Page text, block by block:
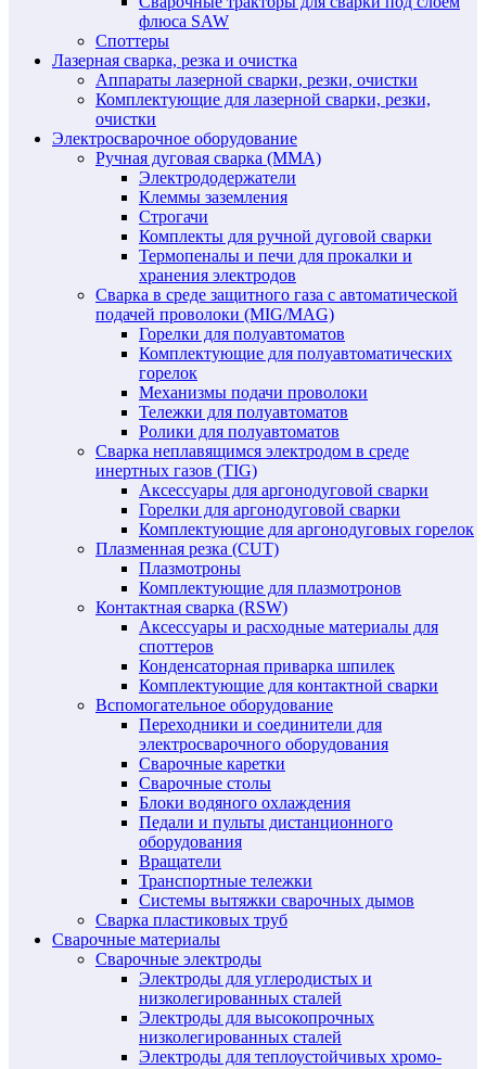
флюса SAW
Споттеры
Лазерная сварка, резка и очистка
Аппараты лазерной сварки, резки, очистки
Комплектующие для лазерной сварки, резки,
очистки
Электросварочное оборудование
Ручная дуговая сварка (MMA)
Электрододержатели
Клеммы заземления
Строгачи
Комплекты для ручной дуговой сварки
Термопеналы и печи для прокалки и
хранения электродов
Сварка в среде защитного газа с автоматической
подачей проволоки (MIG/MAG)
Горелки для полуавтоматов
Комплектующие для полуавтоматических
горелок
Механизмы подачи проволоки
Тележки для полуавтоматов
Ролики для полуавтоматов
Сварка неплавящимся электродом в среде
инертных газов (TIG)
Аксессуары для аргонодуговой сварки
Горелки для аргонодуговой сварки
Комплектующие для аргонодуговых горелок
Плазменная резка (CUT)
Плазмотроны
Комплектующие для плазмотронов
Контактная сварка (RSW)
Аксессуары и расходные материалы для
споттеров
Конденсаторная приварка шпилек
Комплектующие для контактной сварки
Вспомогательное оборудование
Переходники и соединители для
электросварочного оборудования
Сварочные каретки
Сварочные столы
Блоки водяного охлаждения
Педали и пульты дистанционного
оборудования
Вращатели
Транспортные тележки
Системы вытяжки сварочных дымов
Сварка пластиковых труб
Сварочные материалы
Сварочные электроды
Электроды для углеродистых и
низколегированных сталей
Электроды для высокопрочных
низколегированных сталей
Электроды для теплоустойчивых хромо-